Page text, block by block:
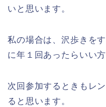
いと思います。
私の場合は、沢歩きを
に年１回あったらいい
次回参加するときもレ
ると思います。